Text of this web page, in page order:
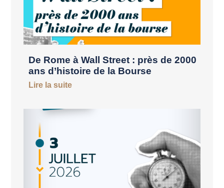
De Rome à Wall Street : près de 2000
ans d’histoire de la Bourse
Lire la suite